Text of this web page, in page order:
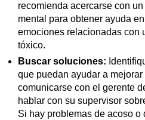
recomienda acercarse con
mental para obtener ayuda
emociones relacionadas con
tóxico.
Buscar soluciones:
que puedan ayudar a
comunicarse con el gerente
hablar con su supervisor
Si hay problemas de acoso o